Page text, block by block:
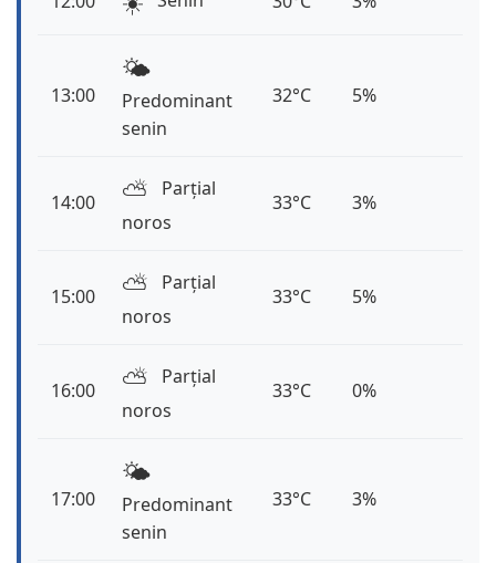
13:00
🌤️
Predominant
senin
32°C 5%
14:00 ⛅️
Parțial
noros
33°C 3%
15:00 ⛅️
Parțial
noros
33°C 5%
16:00 ⛅️
Parțial
noros
33°C 0%
17:00
🌤️
Predominant
senin
33°C 3%